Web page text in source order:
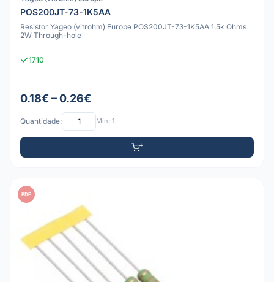
POS200JT-73-1K5AA
Resistor Yageo (vitrohm) Europe POS200JT-73-1K5AA 1.5k Ohms
2W Through-hole
1710
0.18€ – 0.26€
Quantidade: Mín: 1
PDF